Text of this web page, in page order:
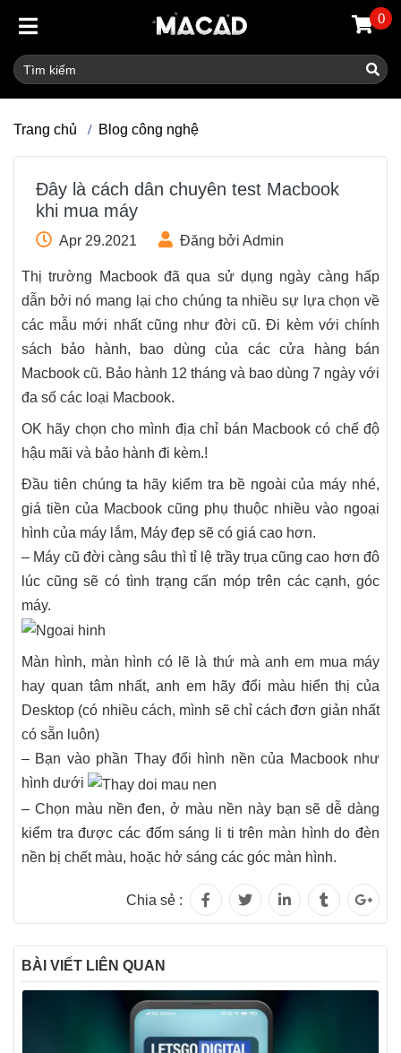
0
Trang chủ Blog công nghệ
Đây là cách dân chuyên test Macbook
khi mua máy
Apr 29.2021 Đăng bởi Admin
Thị trường Macbook đã qua sử dụng ngày càng hấp
dẫn bởi nó mang lại cho chúng ta nhiều sự lựa chọn về
các mẫu mới nhất cũng như đời cũ. Đi kèm với chính
sách bảo hành, bao dùng của các cửa hàng bán
Macbook cũ. Bảo hành 12 tháng và bao dùng 7 ngày với
đa số các loại Macbook.
OK hãy chọn cho mình địa chỉ bán Macbook có chế độ
hậu mãi và bảo hành đi kèm.!
Đầu tiên chúng ta hãy kiểm tra bề ngoài của máy nhé,
giá tiền của Macbook cũng phụ thuộc nhiều vào ngoại
hình của máy lắm, Máy đẹp sẽ có giá cao hơn.
– Máy cũ đời càng sâu thì tỉ lệ trầy trụa cũng cao hơn đô
lúc cũng sẽ có tình trạng cấn móp trên các cạnh, góc
máy.
Màn hình, màn hình có lẽ là thứ mà anh em mua máy
hay quan tâm nhất, anh em hãy đổi màu hiển thị của
Desktop (có nhiều cách, mình sẽ chỉ cách đơn giản nhất
có sẵn luôn)
– Bạn vào phần Thay đổi hình nền của Macbook như
hình dưới
– Chọn màu nền đen, ở màu nền này bạn sẽ dễ dàng
kiểm tra được các đốm sáng li ti trên màn hình do đèn
nền bị chết màu, hoặc hở sáng các góc màn hình.
Chia sẻ :
BÀI VIẾT LIÊN QUAN